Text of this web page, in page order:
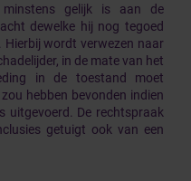
minstens gelijk is aan de
dewelke hij nog tegoed
wordt verwezen naar
in de mate van het
in de toestand moet
hebben bevonden indien
uitgevoerd. De rechtspraak
getuigt ook van een